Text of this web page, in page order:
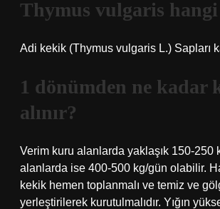
Thymus vulgaris
Adi kekik (Thymus vulgaris L.) Sapları
1 dönümden ne kadar
alınır?
Verim kuru alanlarda yaklaşık 150-250
alanlarda ise 400-500 kg/gün olabilir.
kekik hemen toplanmalı ve temiz ve
yerleştirilerek kurutulmalıdır. Yığın